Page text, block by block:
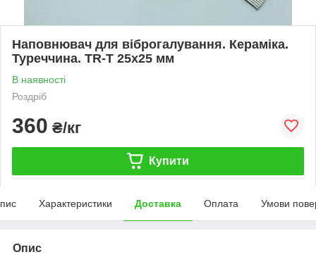
Наповнювач для віброгалування. Кераміка.
Туреччина. TR-T 25x25 мм
В наявності
Роздріб
360 ₴/кг
Купити
Характеристики Доставка Оплата Умови
Опис